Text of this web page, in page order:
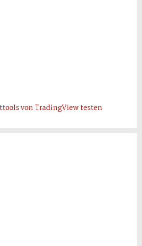
von TradingView testen